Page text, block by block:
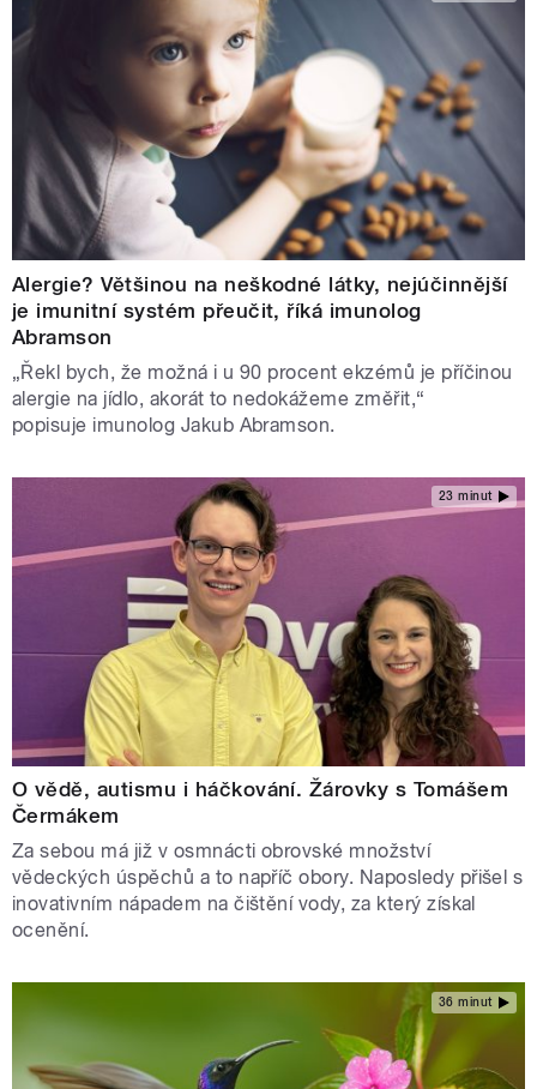
Alergie? Většinou na neškodné látky, nejúčinnější
je imunitní systém přeučit, říká imunolog
Abramson
„Řekl bych, že možná i u 90 procent ekzémů je příčinou
alergie na jídlo, akorát to nedokážeme změřit,“
popisuje imunolog Jakub Abramson.
23 minut
O vědě, autismu i háčkování. Žárovky s Tomášem
Čermákem
Za sebou má již v osmnácti obrovské množství
vědeckých úspěchů a to napříč obory. Naposledy přišel s
inovativním nápadem na čištění vody, za který získal
ocenění.
36 minut